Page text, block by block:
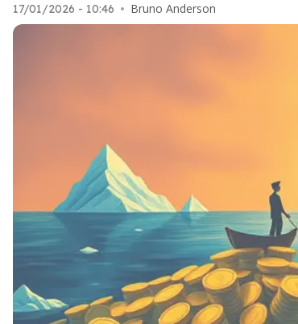
17/01/2026 - 10:46 • Bruno Anderson